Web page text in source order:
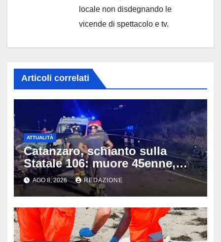
locale non disdegnando le
vicende di spettacolo e tv.
Articoli correlati
ATTUALITÀ
Catanzaro, schianto sulla
Statale 106: muore 45enne,
coinvolti un’auto, un suv e
una moto
AGO 8, 2026 REDAZIONE